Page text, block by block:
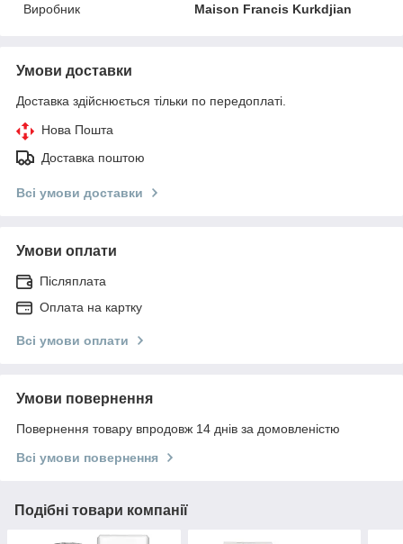
Виробник
Maison Francis Kurkdjian
Умови доставки
Доставка здійснюється тільки по передоплаті.
Нова Пошта
Доставка поштою
Всі умови доставки
Умови оплати
Післяплата
Оплата на картку
Всі умови оплати
Умови повернення
Повернення товару впродовж 14 днів за домовленістю
Всі умови повернення
Подібні товари компанії